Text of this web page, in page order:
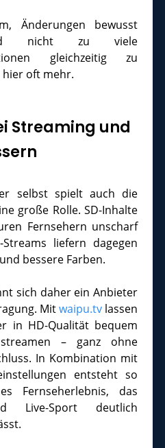
Änderungen bewusst
nicht zu viele
gleichzeitig zu
hier oft mehr.
Streaming und
selbst spielt auch die
große Rolle. SD-Inhalte
Fernsehern unscharf
liefern dagegen
bessere Farben.
sich daher ein Anbieter
Mitwaipu.tv lassen
in HD-Qualität bequem
– ganz ohne
In Kombination mit
entsteht so
Fernseherlebnis, das
Live-Sport deutlich